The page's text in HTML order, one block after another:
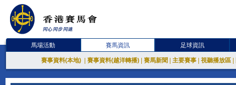
馬場活動 賽馬資訊 足球資訊
賽事資料(本地) 賽事資料(越洋轉播) 賽馬新聞 主要賽事 視聽播放區